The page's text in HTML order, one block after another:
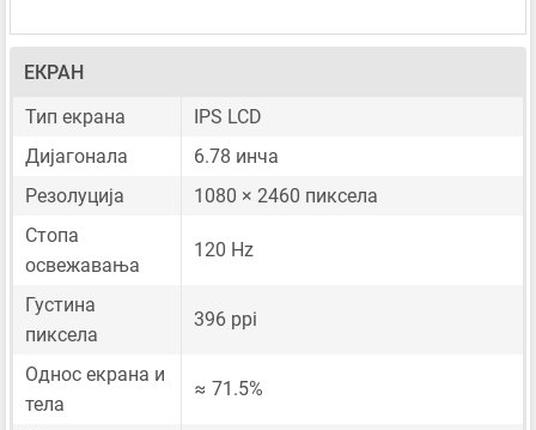
ЕКРАН
Тип екрана
IPS LCD
Дијагонала
6.78 инча
Резолуција
1080 × 2460 пиксела
Стопа
освежавања
120 Hz
Густина
пиксела
396 ppi
Однос екрана и
тела
≈ 71.5%